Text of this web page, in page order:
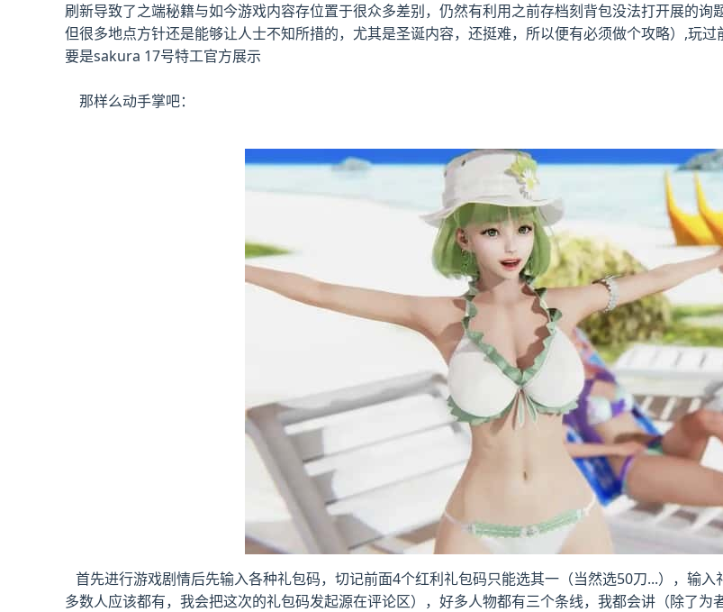
刷新导致了之端秘籍与如今游戏内容存位置于很众多差别，仍然有利用之前存档刻背包没法打开展的询
但很多地点方针还是能够让人士不知所措的，尤其是圣诞内容，还挺难，所以便有必须做个攻略）,玩
要是sakura 17号特工官方展示
那样么动手掌吧：
首先进行游戏剧情后先输入各种礼包码，切记前面4个红利礼包码只能选其一（当然选50刀...），输
多数人应该都有，我会把这次的礼包码发起源在评论区），好多人物都有三个条线，我都会讲（除了为